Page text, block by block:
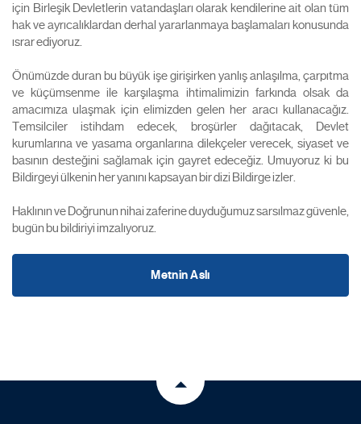
için Birleşik Devletlerin vatandaşları olarak kendilerine ait olan tüm
hak ve ayrıcalıklardan derhal yararlanmaya başlamaları konusunda
ısrar ediyoruz.
Önümüzde duran bu büyük işe girişirken yanlış anlaşılma, çarpıtma
ve küçümsenme ile karşılaşma ihtimalimizin farkında olsak da
amacımıza ulaşmak için elimizden gelen her aracı kullanacağız.
Temsilciler istihdam edecek, broşürler dağıtacak, Devlet
kurumlarına ve yasama organlarına dilekçeler verecek, siyaset ve
basının desteğini sağlamak için gayret edeceğiz. Umuyoruz ki bu
Bildirgeyi ülkenin her yanını kapsayan bir dizi Bildirge izler.
Haklının ve Doğrunun nihai zaferine duyduğumuz sarsılmaz güvenle,
bugün bu bildiriyi imzalıyoruz.
Metnin Aslı